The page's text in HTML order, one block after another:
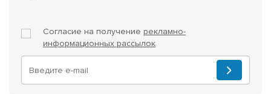
Согласие на получение рекламно-
информационных рассылок